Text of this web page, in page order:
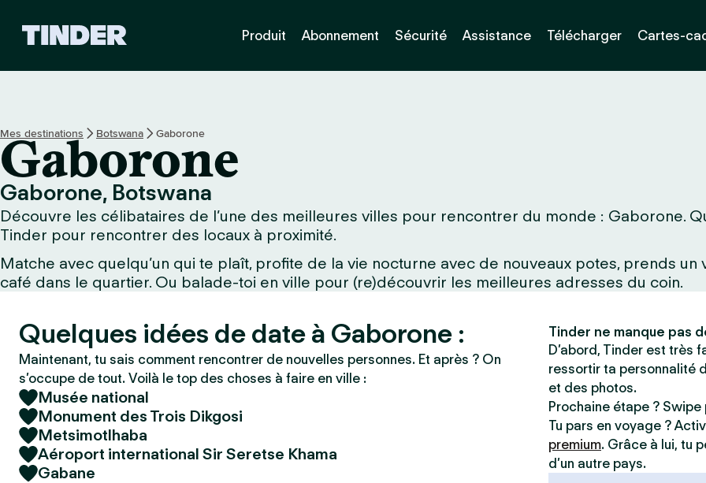
l
T
d
e
r
Produit Abonnement Sécurité Assistance Télécharger Cartes-
Mes destinations Botswana Gaborone
Gaborone
Gaborone, Botswana
Découvre les célibataires de l’une des meilleures villes pour rencontrer du monde : Gaborone.
Tinder pour rencontrer des locaux à proximité.
Matche avec quelqu’un qui te plaît, profite de la vie nocturne avec de nouveaux potes, prends
café dans le quartier. Ou balade-toi en ville pour (re)découvrir les meilleures adresses du coin.
Quelques idées de date à Gaborone :
Maintenant, tu sais comment rencontrer de nouvelles personnes. Et après ? On
s’occupe de tout. Voilà le top des choses à faire en ville :
Musée national
Monument des Trois Dikgosi
Metsimotlhaba
Aéroport international Sir Seretse Khama
Gabane
Tinder ne manque pas
D’abord, Tinder est très
ressortir ta personnalité
et des photos.
Prochaine étape ?
Tu pars en voyage ?
premium. Grâce à lui, tu
d’un autre pays.